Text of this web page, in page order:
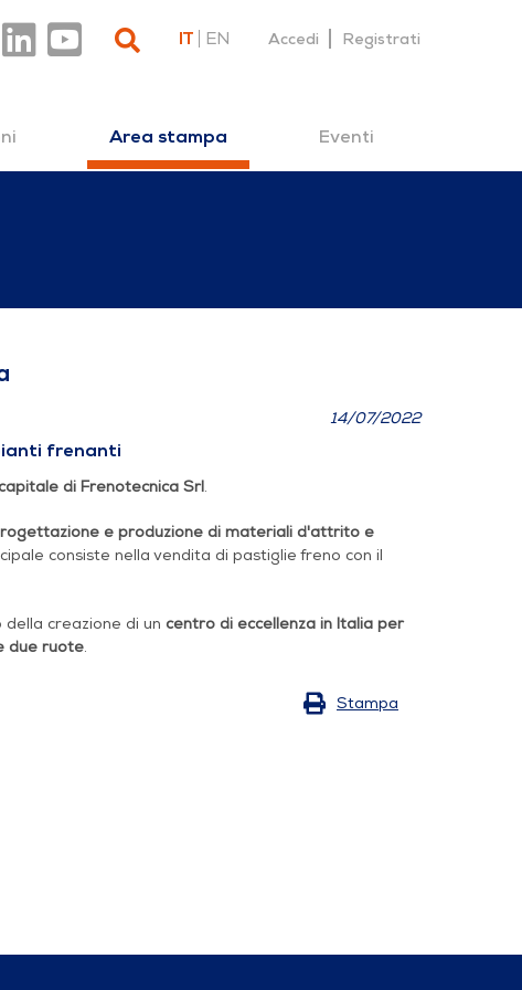
IT EN Accedi Registrati
Area stampa Eventi
14/07/2022
frenanti
di Frenotecnica Srl.
e produzione di materiali d'attrito e
consiste nella vendita di pastiglie freno con il
creazione di un centro di eccellenza in Italia per
due ruote.
Stampa